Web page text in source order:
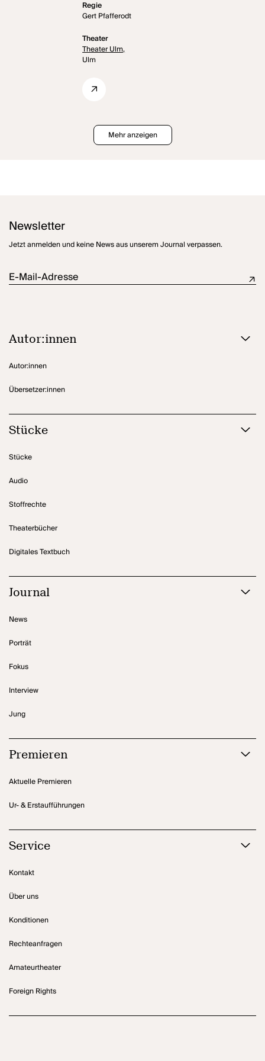
Regie
Gert Pfafferodt
Theater
Theater Ulm,
Ulm
Mehr anzeigen
Newsletter
Jetzt anmelden und keine News aus unserem Journal verpassen.
E-Mail-Adresse
Autor:innen
Autor:innen
Übersetzer:innen
Stücke
Stücke
Audio
Stoffrechte
Theaterbücher
Digitales Textbuch
Journal
News
Porträt
Fokus
Interview
Jung
Premieren
Aktuelle Premieren
Ur- & Erstaufführungen
Service
Kontakt
Über uns
Konditionen
Rechteanfragen
Amateurtheater
Foreign Rights